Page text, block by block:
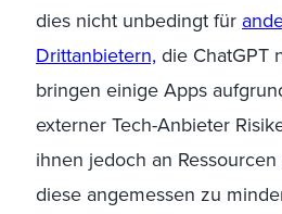
dies nicht unbedingt für
Drittanbietern, die ChatGPT
bringen einige Apps
externer Tech-Anbieter
ihnen jedoch an
diese angemessen zu